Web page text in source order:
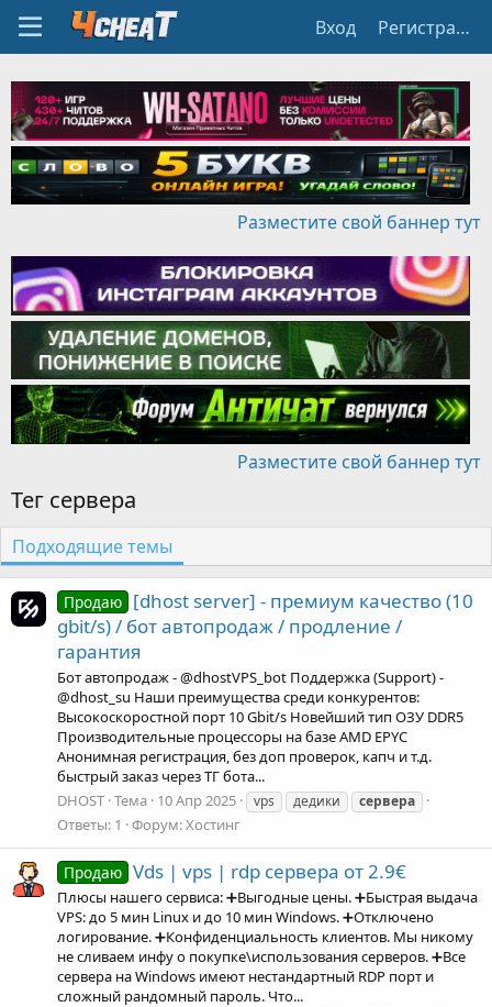
Вход Регистрация
Разместите свой баннер тут
Разместите свой баннер тут
Тег сервера
Подходящие темы
Продаю [dhost server] - премиум качество (10
gbit/s) / бот автопродаж / продление /
гарантия
Бот автопродаж - @dhostVPS_bot Поддержка (Support) -
@dhost_su Наши преимущества среди конкурентов:
Высокоскоростной порт 10 Gbit/s Новейший тип ОЗУ DDR5
Производительные процессоры на базе AMD EPYC
Анонимная регистрация, без доп проверок, капч и т.д.
быстрый заказ через ТГ бота...
DHOST Тема 10 Апр 2025 vps дедики сервера
Ответы: 1 Форум:Хостинг
Продаю Vds | vps | rdp сервера от 2.9€
Плюсы нашего сервиса: ➕Выгодные цены. ➕Быстрая выдача
VPS: до 5 мин Linux и до 10 мин Windows. ➕Отключено
логирование. ➕Конфиденциальность клиентов. Мы никому
не сливаем инфу о покупке\использования серверов. ➕Все
сервера на Windows имеют нестандартный RDP порт и
сложный рандомный пароль. Что...